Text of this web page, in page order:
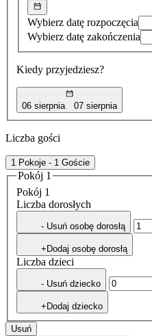
Wybierz datę rozpoczęcia
Wybierz datę zakończenia
Kiedy przyjedziesz?
06 sierpnia 07 sierpnia
Liczba gości
1 Pokoje - 1 Goście
Pokój 1
Pokój 1
Liczba dorosłych
- Usuń osobę dorosłą
+Dodaj osobę dorosłą
Liczba dzieci
- Usuń dziecko
+Dodaj dziecko
Usuń